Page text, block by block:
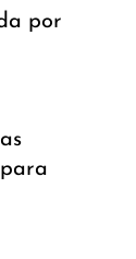
por